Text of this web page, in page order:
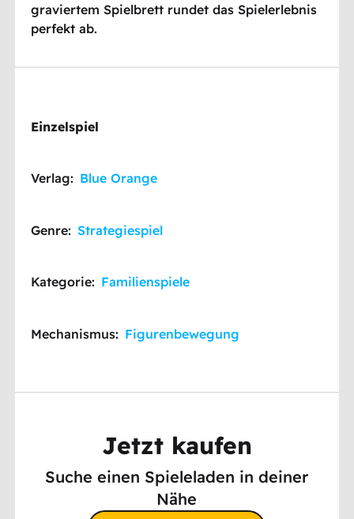
graviertem Spielbrett rundet das Spielerlebnis
perfekt ab.
Einzelspiel
Verlag: Blue Orange
Genre: Strategiespiel
Kategorie: Familienspiele
Mechanismus: Figurenbewegung
Jetzt kaufen
Suche einen Spieleladen in deiner
Nähe